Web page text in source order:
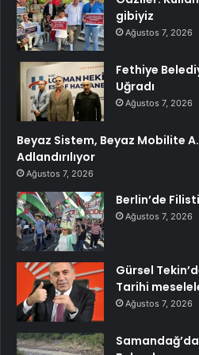
gibiyiz
Ağustos 7, 2026
Fethiye
Uğradı
Ağustos 7, 2026
Beyaz Sistem, Beyaz Mobilite
Adlandırılıyor
Ağustos 7, 2026
Berlin’de
Ağustos 7, 2026
Gürsel
Tarihi
Ağustos 7, 2026